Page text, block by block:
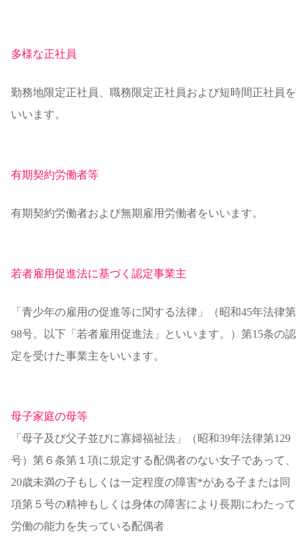
多様な正社員
勤務地限定正社員、職務限定正社員および短時間正社員を
いいます。
有期契約労働者等
有期契約労働者および無期雇用労働者をいいます。
若者雇用促進法に基づく認定事業主
「青少年の雇用の促進等に関する法律」（昭和45年法律第
98号。以下「若者雇用促進法」といいます。）第15条の認
定を受けた事業主をいいます。
母子家庭の母等
「母子及び父子並びに寡婦福祉法」（昭和39年法律第129
号）第６条第１項に規定する配偶者のない女子であって、
20歳未満の子もしくは一定程度の障害*がある子または同
項第５号の精神もしくは身体の障害により長期にわたって
労働の能力を失っている配偶者